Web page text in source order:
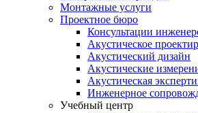
Монтажные услуги
Проектное бюро
Консультации
Акустическое
Акустический дизайн
Акустические
Акустическая
Инженерное
Учебный центр